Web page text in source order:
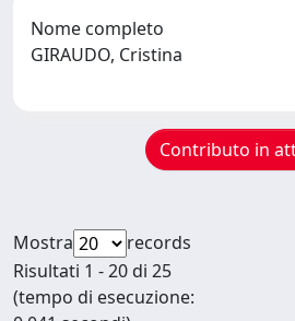
Nome completo
GIRAUDO, Cristina
Contributo in
Mostra
records
Risultati 1 - 20 di 25
(tempo di esecuzione: